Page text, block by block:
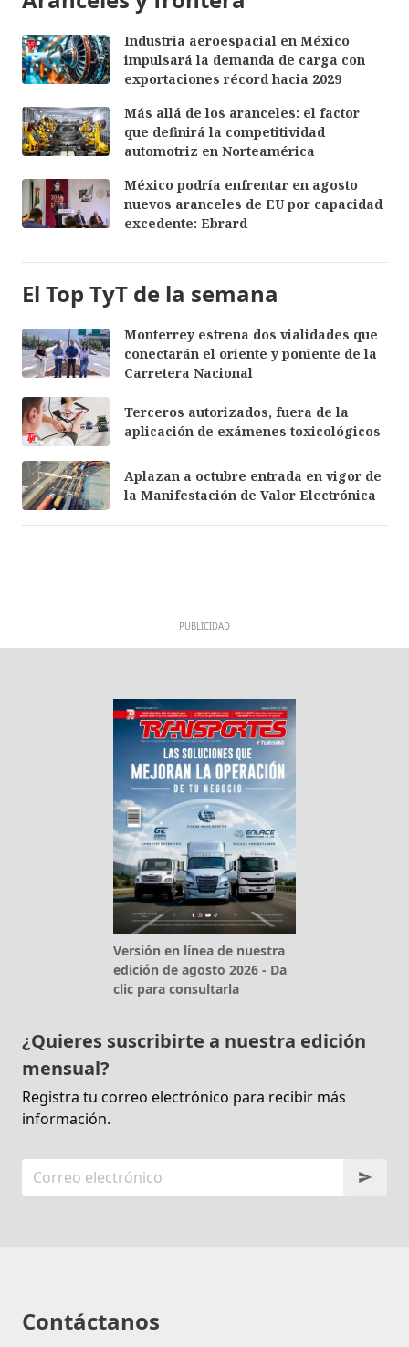
Industria aeroespacial en México
impulsará la demanda de carga con
exportaciones récord hacia 2029
Más allá de los aranceles: el factor
que definirá la competitividad
automotriz en Norteamérica
México podría enfrentar en agosto
nuevos aranceles de EU por capacidad
excedente: Ebrard
El Top TyT de la semana
Monterrey estrena dos vialidades que
conectarán el oriente y poniente de la
Carretera Nacional
Terceros autorizados, fuera de la
aplicación de exámenes toxicológicos
Aplazan a octubre entrada en vigor de
la Manifestación de Valor Electrónica
PUBLICIDAD
Versión en línea de nuestra
edición de agosto 2026 - Da
clic para consultarla
¿Quieres suscribirte a nuestra edición
mensual?
Registra tu correo electrónico para recibir más
información.
Contáctanos